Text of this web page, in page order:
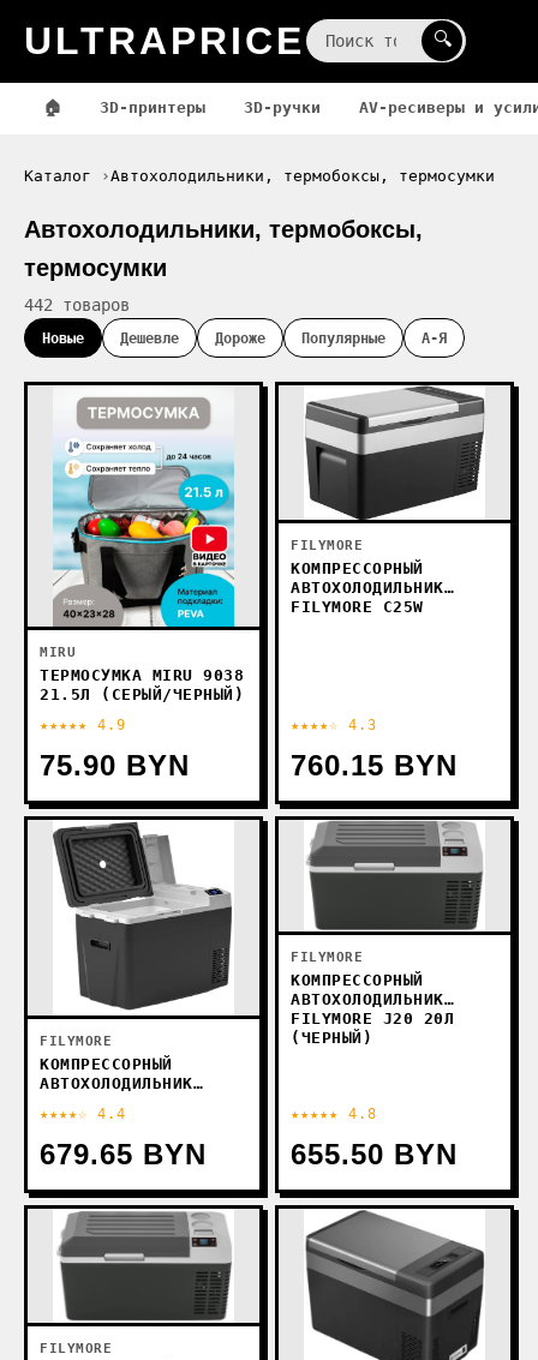
ULTRAPRICE 🔍
🏠 3D-принтеры 3D-ручки AV-ресиверы и
Каталог Автохолодильники, термобоксы, термосумки
Автохолодильники, термобоксы,
термосумки
442 товаров
Новые Дешевле Дороже Популярные А-Я
MIRU
ТЕРМОСУМКА MIRU 9038
21.5Л (СЕРЫЙ/ЧЕРНЫЙ)
★★★★★ 4.9
75.90 BYN
FILYMORE
КОМПРЕССОРНЫЙ
АВТОХОЛОДИЛЬНИК
FILYMORE C25W
★★★★☆ 4.3
760.15 BYN
FILYMORE
КОМПРЕССОРНЫЙ
АВТОХОЛОДИЛЬНИК
(ЧЕРНЫЙ)
★★★★☆ 4.4
679.65 BYN
FILYMORE
КОМПРЕССОРНЫЙ
АВТОХОЛОДИЛЬНИК
FILYMORE J20 20Л
(ЧЕРНЫЙ)
★★★★★ 4.8
655.50 BYN
FILYMORE